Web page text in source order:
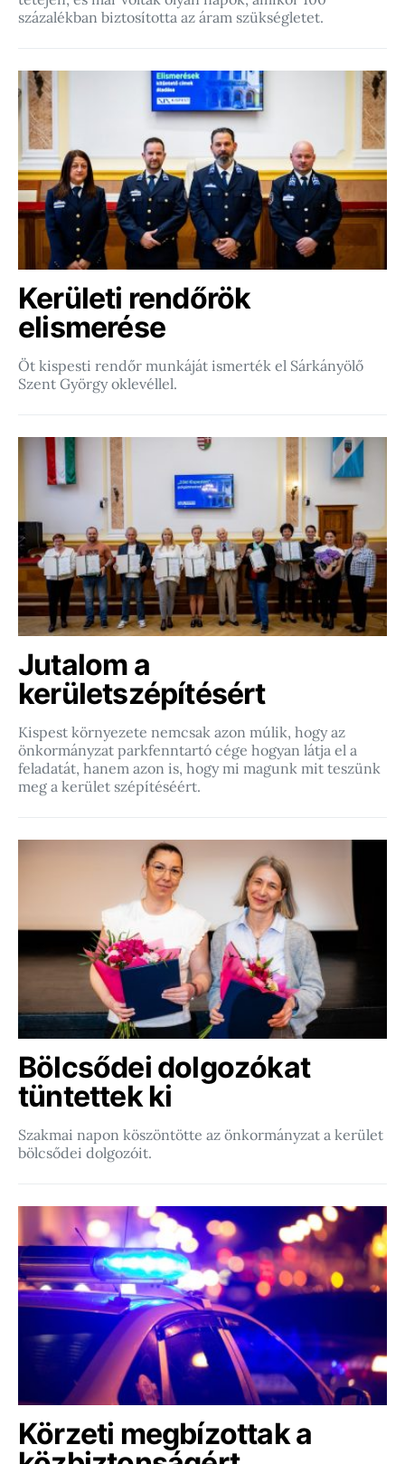
százalékban biztosította az áram szükségletet.
Kerületi rendőrök
elismerése
Öt kispesti rendőr munkáját ismerték el Sárkányölő
Szent György oklevéllel.
Jutalom a
kerületszépítésért
Kispest környezete nemcsak azon múlik, hogy az
önkormányzat parkfenntartó cége hogyan látja el a
feladatát, hanem azon is, hogy mi magunk mit teszünk
meg a kerület szépítéséért.
Bölcsődei dolgozókat
tüntettek ki
Szakmai napon köszöntötte az önkormányzat a kerület
bölcsődei dolgozóit.
Körzeti megbízottak a